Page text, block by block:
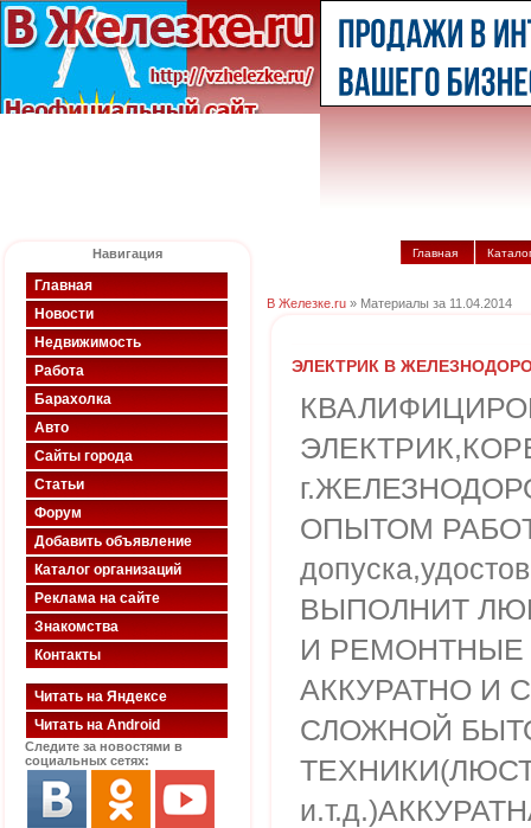
Навигация
Главная
Новости
Недвижимость
Работа
Барахолка
Авто
Сайты города
Статьи
Форум
Добавить объявление
Каталог организаций
Реклама на сайте
Знакомства
Контакты
Читать на Яндексе
Читать на Android
Следите за новостями в
социальных сетях:
Главная
В Железке.ru » Материалы за 11.04.2014
ЭЛЕКТРИК В
ОПЫТОМ
ВЫПОЛНИТ
И РЕМОНТНЫЕ
АККУРАТНО И
СЛОЖНОЙ